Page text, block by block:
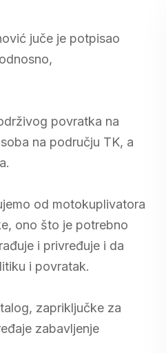
juče je potpisao
povratka na
na području TK, a
od motokuplivatora
ono što je potrebno
i privređuje i da
i povratak.
zapriključke za
zabavljenje